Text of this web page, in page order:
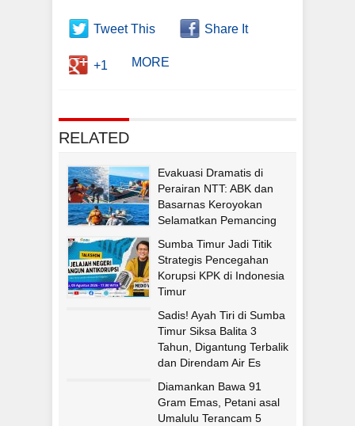
Tweet This Share It
+1 MORE
RELATED
Evakuasi Dramatis di
Perairan NTT: ABK dan
Basarnas Keroyokan
Selamatkan Pemancing
Sumba Timur Jadi Titik
Strategis Pencegahan
Korupsi KPK di Indonesia
Timur
Sadis! Ayah Tiri di Sumba
Timur Siksa Balita 3
Tahun, Digantung Terbalik
dan Direndam Air Es
Diamankan Bawa 91
Gram Emas, Petani asal
Umalulu Terancam 5